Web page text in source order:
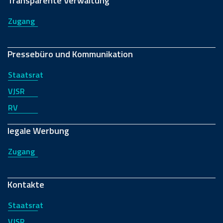
Zugang
Pressebüro und Kommunikation
Staatsrat
VJSR
RV
legale Werbung
Zugang
Kontakte
Staatsrat